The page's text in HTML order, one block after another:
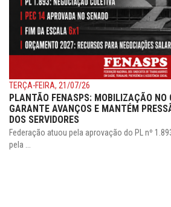
TERÇA-FEIRA, 21/07/26
PLANTÃO FENASPS: MOBILIZAÇÃO NO
GARANTE AVANÇOS E MANTÉM
DOS SERVIDORES
Federação atuou pela aprovação do PL nº
pela ...